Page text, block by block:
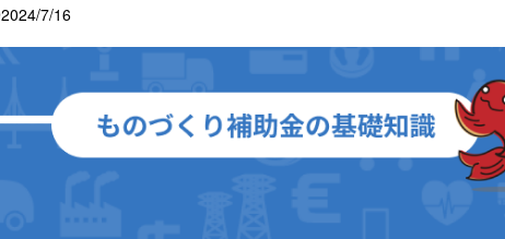
2024/7/16